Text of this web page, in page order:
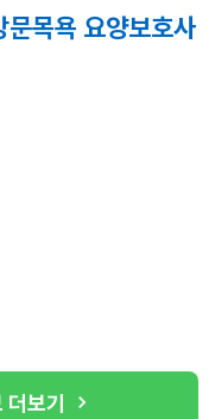
목욕 요양보호사
더보기